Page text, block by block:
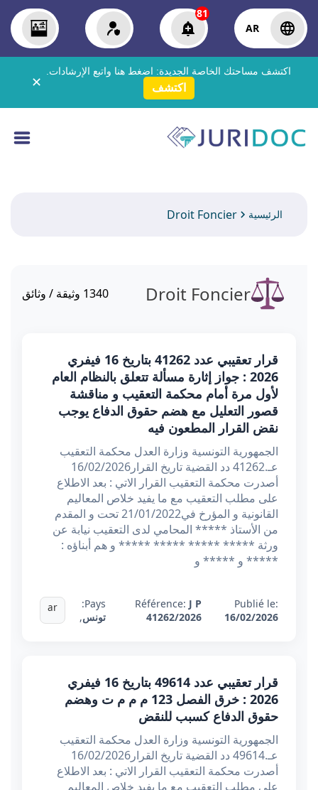
AR
81
اكتشف مساحتك الخاصة الجديدة: اضغط هنا واتبع الإرشادات.
اكتشف ✕
الرئيسية Droit Foncier
Droit Foncier
1340 وثيقة / وثائق
قرار تعقيبي عدد 41262 بتاريخ 16 فيفري
2026 : جواز إثارة مسألة تتعلق بالنظام العام
لأول مرة أمام محكمة التعقيب و مناقشة
قصور التعليل مع هضم حقوق الدفاع يوجب
نقض القرار المطعون فيه
الجمهورية التونسية وزارة العدل محكمة التعقيب
أصدرت محكمة التعقيب القرار الاتي : بعد الاطلاع
على مطلب التعقيب مع ما يفيد خلاص المعاليم
القانونية و المؤرخ في21/01/2022 تحت و المقدم
من الأستاذ ***** المحامي لدى التعقيب نيابة عن
ورثة ***** ***** ***** ***** و هم أبناؤه :
***** و ***** و
Publié le:
16/02/2026
Référence: J P
41262/2026
Pays:
تونس,
ar
قرار تعقيبي عدد 49614 بتاريخ 16 فيفري
2026 : خرق الفصل 123 م م م ت وهضم
حقوق الدفاع كسبب للنقض
الجمهورية التونسية وزارة العدل محكمة التعقيب
أصدرت محكمة التعقيب القرار الاتي : بعد الاطلاع
على مطلب التعقيب مع ما يفيد خلاص المعاليم